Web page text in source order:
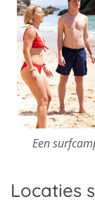
Een
Locaties